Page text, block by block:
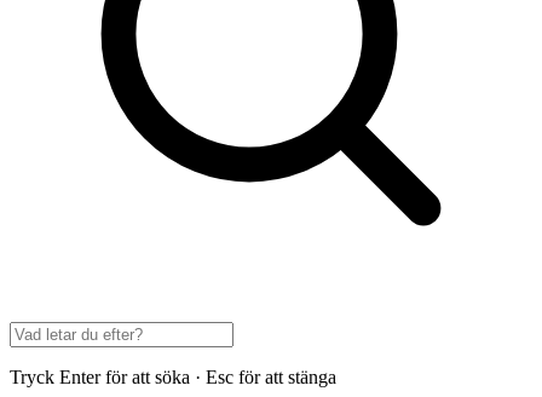
Tryck Enter för att söka · Esc för att stänga